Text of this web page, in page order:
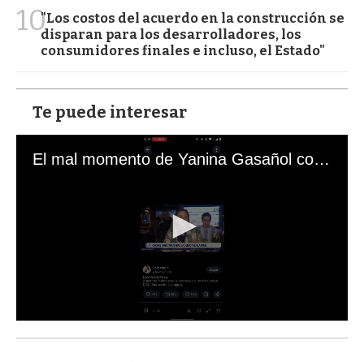
10"Los costos del acuerdo en la construcción se
disparan para los desarrolladores, los
consumidores finales e incluso, el Estado"
Te puede interesar
El mal momento de Yanina Gasañol con un hincha argentino en "Subrayado"
s